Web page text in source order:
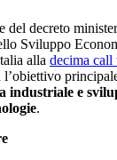
del decreto
Sviluppo
alla decima call
l’obiettivo
industriale e
.